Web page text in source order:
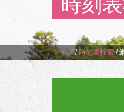
トップ/時刻表検索/